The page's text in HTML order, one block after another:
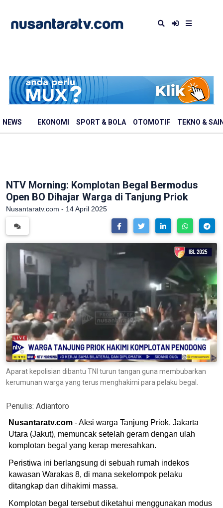
NEWS EKONOMI SPORT & BOLA OTOMOTIF TEKNO &
NTV Morning: Komplotan Begal Bermodus
Open BO Dihajar Warga di Tanjung Priok
Nusantaratv.com - 14 April 2025
Aparat kepolisian dibantu TNI turun tangan guna membubarkan
kerumunan warga yang terus menghakimi para pelaku begal.
Penulis: Adiantoro
Nusantaratv.com - Aksi warga Tanjung Priok, Jakarta
Utara (Jakut), memuncak setelah geram dengan ulah
komplotan begal yang kerap meresahkan.
Peristiwa ini berlangsung di sebuah rumah indekos
kawasan Warakas 8, di mana sekelompok pelaku
ditangkap dan dihakimi massa.
Komplotan begal tersebut diketahui menggunakan modus